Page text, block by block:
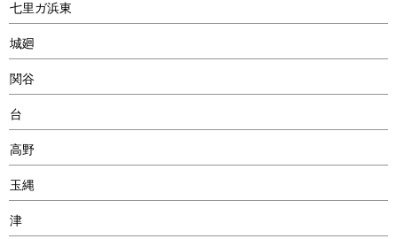
七里ガ浜東
城廻
関谷
台
高野
玉縄
津